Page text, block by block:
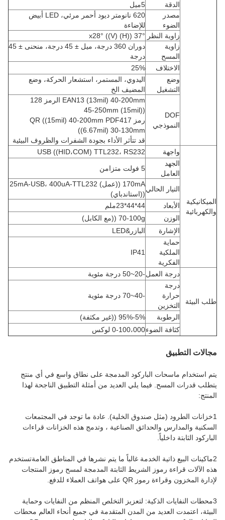
الدقة
5ميل
مصدر
الضوء
620 نانومتر ديود أحمر مرئي، LED أبيض
للإضاءة
زاوية النظر 37° ((H) x28° ((V)
زاوية
المسح
دوران 360 درجة، ميل ± 45 درجة، منحنى ± 45
درجة
الاختلاف
25%
وضع
التشغيل
اليدوي، المستمر، استشعار الحركة، وضع
المضيف الخ
DOF
النموذجي
EAN13 (13mil) 40-200mm الرمز 128
((15mil) 45-250mm
رمز QR ((15mil) 40-200mm PDF417
((6.67mil) 30-130mm
قد تتأثر الأداء بجودة الشفرات والظروف البيئية
الميكانيكية
والكهربائية
واجهة
USB ((HID،COM) TTL232، RS232
الجهد
العامل
5 فولت متزامن
التيار الحالي
170mA ((عمل) 25mA-USB، 400uA-TTL232
((استاندباي)
الأبعاد
44*44*23ملم
الوزن
70-100g ((مع الكابل)
الإشارة
البازر&LED
حماية
الملكية
الفكرية
IP41
طلب البيئة
درجة العمل-20~50 درجة مئوية
درجة
حرارة
التخزين
-40~70 درجة مئوية
الرطوبة
5%-95% ((غير مكثفة)
كثافة الضوء0-100،000 لوكس
مجالات التطبيق
يتم استخدام ماسحات الباركود المدمجة على نطاق واسع في أي منتج
يتطلب قدرات المسح. فيما يلي العديد من أمثلة التطبيق الناجحة لهذا
المنتج:
1خزانات الطرود (مثل صندوق الخلية). عادة ما توجد في المجتمعات
السكنية والمدارس والحدائق الصناعية ، وتدمج هذه الخزانات قراءات
الباركود الثابتة داخلياً.
2ماكينات البيع ذاتية الخدمة غالباً ما يتم نشرها في المناطق العامةتستخدم
هذه الآلات قراءة رموز الشريط الثابتة المدمجة لمسح رموز المنتجات
لإدارة المخزون وقراءة رموز QR على هواتف العملاء للدفع.
3محطات النفايات الذكية: لتعزيز التخلص المنظم من النفايات وحماية
البيئة، اعتمدت العديد من المدن المتقدمة في جميع أنحاء العالم محطات